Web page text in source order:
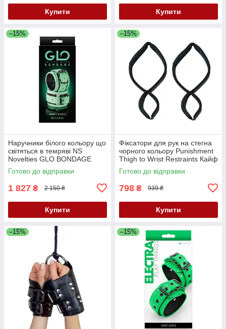
Купити Купити
–15%
Наручники білого кольору що
світяться в темряві NS
Novelties GLO BONDAGE
Кайф
Готово до відправки
1 827 ₴ 2 150 ₴
Купити
–15%
Фіксатори для рук на стегна
чорного кольору Punishment
Thigh to Wrist Restraints Кайф
Готово до відправки
798 ₴ 939 ₴
Купити
–15% –15%